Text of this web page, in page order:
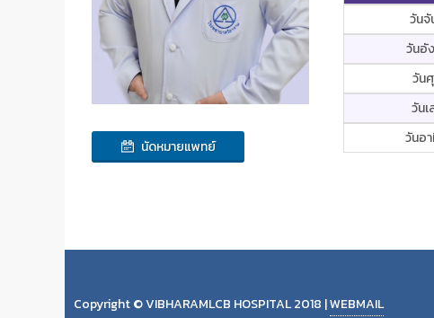
นัดหมายแพทย์
วัน
วันอั
วัน
วัน
วันอ
Copyright © VIBHARAMLCB HOSPITAL 2018 |WEBMAIL